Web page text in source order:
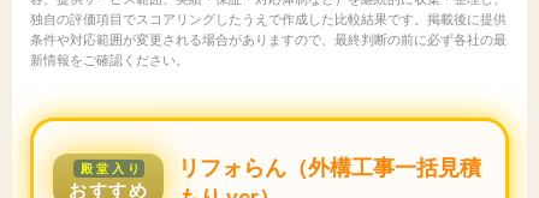
独自の評価項目でスコアリングしたうえで作成した比較結果です。掲載後に提供
条件や対応範囲が変更される場合がありますので、最終判断の前に必ず各社の最
新情報をご確認ください。
殿堂入り
おすすめ
リフォらん（外構工事一括見積